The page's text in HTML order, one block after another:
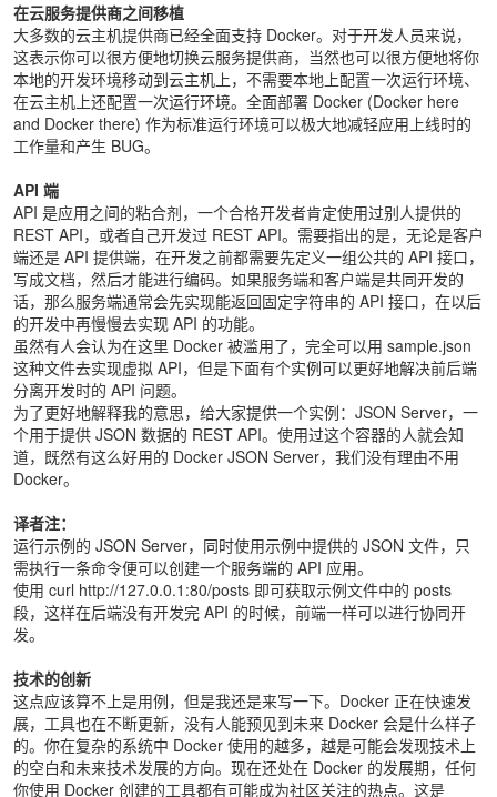
在云服务提供商之间移植
大多数的云主机提供商已经全面支持 Docker。对于开发人员来说，
这表示你可以很方便地切换云服务提供商，当然也可以很方便地将你
本地的开发环境移动到云主机上，不需要本地上配置一次运行环境、
在云主机上还配置一次运行环境。全面部署 Docker (Docker here
and Docker there) 作为标准运行环境可以极大地减轻应用上线时的
工作量和产生 BUG。
API 端
API 是应用之间的粘合剂，一个合格开发者肯定使用过别人提供的
REST API，或者自己开发过 REST API。需要指出的是，无论是客户
端还是 API 提供端，在开发之前都需要先定义一组公共的 API 接口，
写成文档，然后才能进行编码。如果服务端和客户端是共同开发的
话，那么服务端通常会先实现能返回固定字符串的 API 接口，在以后
的开发中再慢慢去实现 API 的功能。
虽然有人会认为在这里 Docker 被滥用了，完全可以用 sample.json
这种文件去实现虚拟 API，但是下面有个实例可以更好地解决前后端
分离开发时的 API 问题。
为了更好地解释我的意思，给大家提供一个实例：JSON Server，一
个用于提供 JSON 数据的 REST API。使用过这个容器的人就会知
道，既然有这么好用的 Docker JSON Server，我们没有理由不用
Docker。
译者注：
运行示例的 JSON Server，同时使用示例中提供的 JSON 文件，只
需执行一条命令便可以创建一个服务端的 API 应用。
使用 curl http://127.0.0.1:80/posts 即可获取示例文件中的 posts
段，这样在后端没有开发完 API 的时候，前端一样可以进行协同开
发。
技术的创新
这点应该算不上是用例，但是我还是来写一下。Docker 正在快速发
展，工具也在不断更新，没有人能预见到未来 Docker 会是什么样子
的。你在复杂的系统中 Docker 使用的越多，越是可能会发现技术上
的空白和未来技术发展的方向。现在还处在 Docker 的发展期，任何
你使用 Docker 创建的工具都有可能成为社区关注的热点。这是